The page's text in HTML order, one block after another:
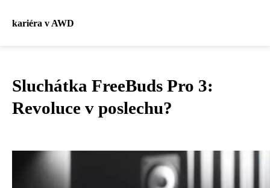
kariéra v AWD
Sluchátka FreeBuds Pro 3:
Revoluce v poslechu?